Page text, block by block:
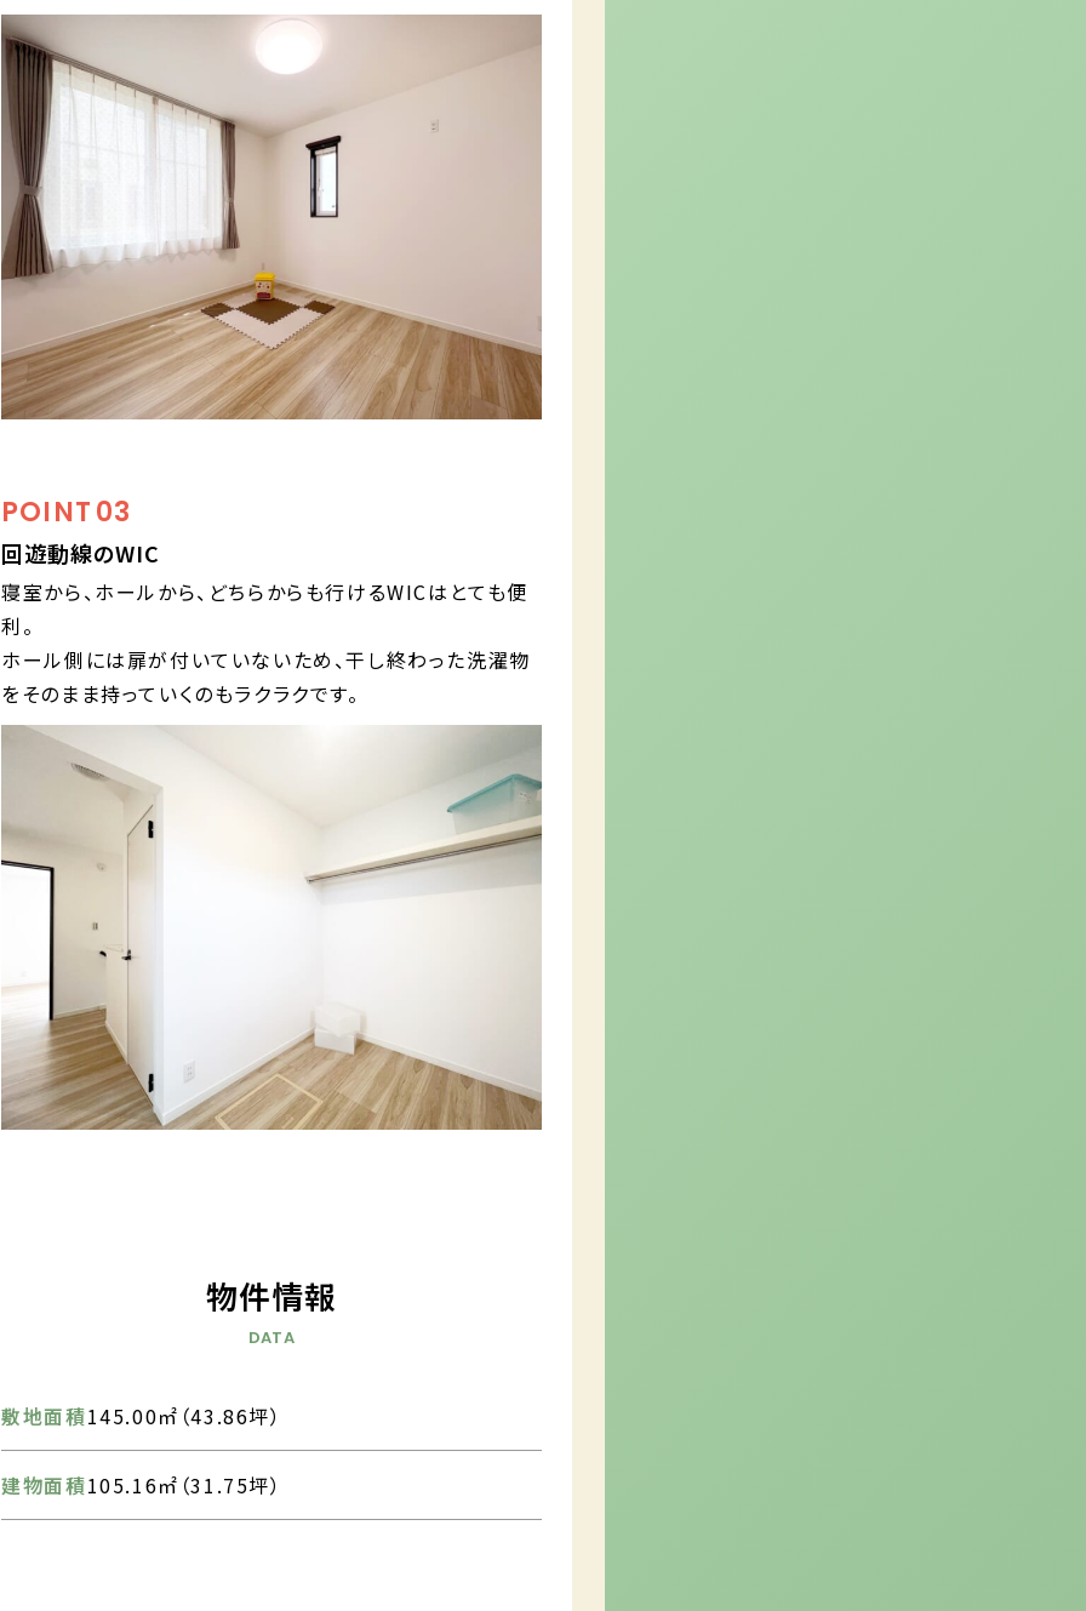
POINT03
回遊動線のWIC
寝室から、ホールから、どちらからも行けるWICはとても便
利。
ホール側には扉が付いていないため、干し終わった洗濯物
をそのまま持っていくのもラクラクです。
物件情報
DATA
敷地面積145.00㎡（43.86坪）
建物面積105.16㎡（31.75坪）